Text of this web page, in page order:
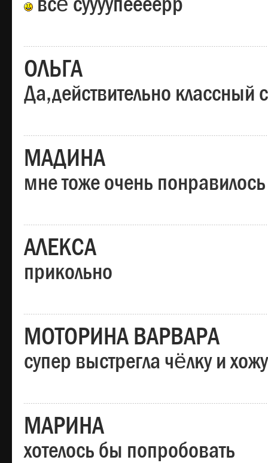
ОЛЬГА
Да,действительно классный
МАДИНА
мне тоже очень
АЛЕКСА
прикольно
МОТОРИНА ВАРВАРА
супер выстрегла чёлку и
МАРИНА
хотелось бы попробовать